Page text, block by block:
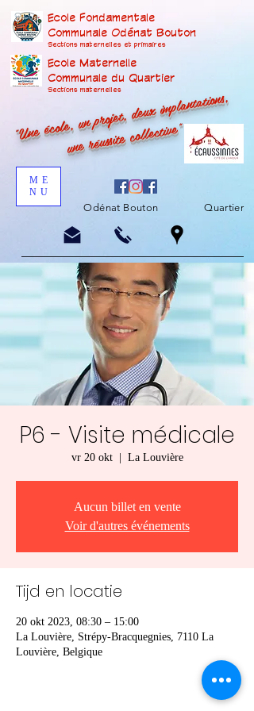
Ecole Fondamentale
Communale Odénat Bouton
Sections maternelles et primaires
Ecole Maternelle
Communale du Quartier
Sections maternelles
"Une école, un projet, deux implantations,
une réussite collective"
ME
NU
Odénat Bouton Quartier
P6 - Visite médicale
vr 20 okt
  |
La Louvière
Aucun billet en vente
Voir d'autres événements
Tijd en locatie
20 okt 2023, 08:30 – 15:00
La Louvière, Strépy-Bracquegnies, 7110 La
Louvière, Belgique